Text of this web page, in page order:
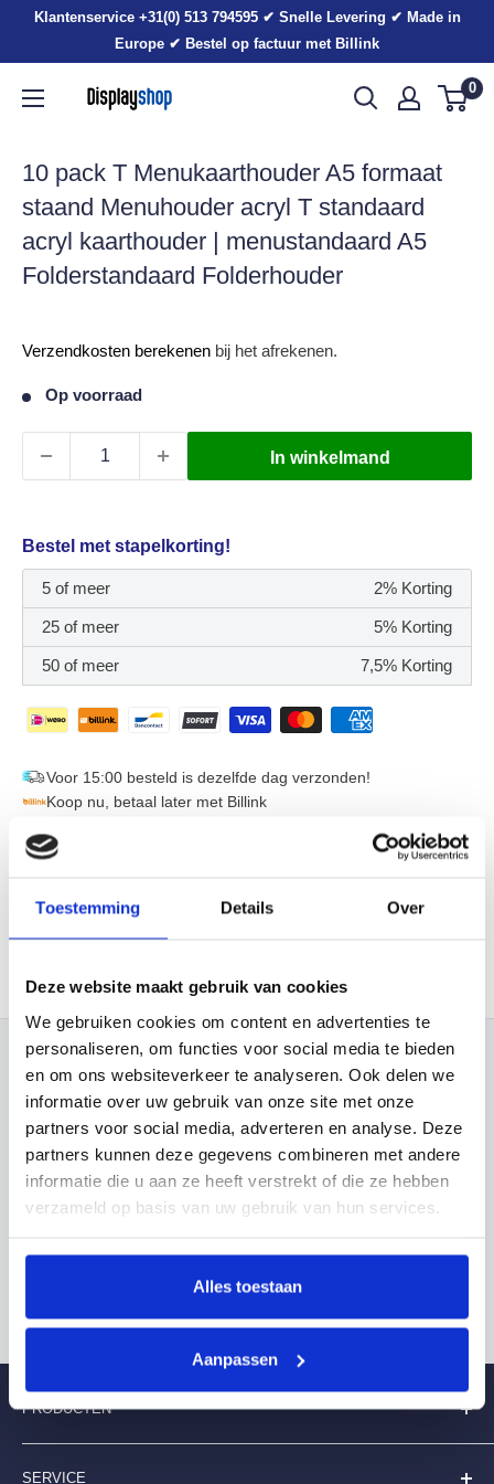
Toestemming Details Over
Deze website maakt gebruik van cookies
We gebruiken cookies om content en advertenties te
personaliseren, om functies voor social media te bieden
en om ons websiteverkeer te analyseren. Ook delen we
informatie over uw gebruik van onze site met onze
partners voor social media, adverteren en analyse. Deze
partners kunnen deze gegevens combineren met andere
informatie die u aan ze heeft verstrekt of die ze hebben
verzameld op basis van uw gebruik van hun services.
Alles toestaan
Aanpassen
Klantenservice +31(0) 513 794595 ✔ Snelle Levering ✔ Made in
Europe ✔ Bestel op factuur met Billink
Displayshop.nl
0
"Snelle levering. Top kwaliteit. Probleem? Direct opgelost.
10 pack T Menukaarthouder A5 formaat
staand Menuhouder acryl T standaard
acryl kaarthouder | menustandaard A5
Folderstandaard Folderhouder
Verkoopprijs
Verzendkosten berekenen bij het afrekenen.
Op voorraad
In winkelmand
Bestel met stapelkorting!
5 of meer 2% Korting
25 of meer 5% Korting
50 of meer 7,5% Korting
Voor 15:00 besteld is dezelfde dag verzonden!
Koop nu, betaal later met Billink
info@displayshop.nl
Wellicht vindt u dit ook leuk
PRODUCTEN
SERVICE